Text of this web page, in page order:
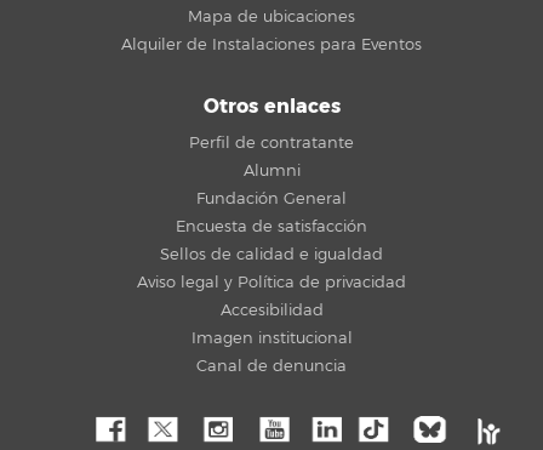
Mapa de ubicaciones
Alquiler de Instalaciones para Eventos
Otros enlaces
Perfil de contratante
Alumni
Fundación General
Encuesta de satisfacción
Sellos de calidad e igualdad
Aviso legal y Política de privacidad
Accesibilidad
Imagen institucional
Canal de denuncia